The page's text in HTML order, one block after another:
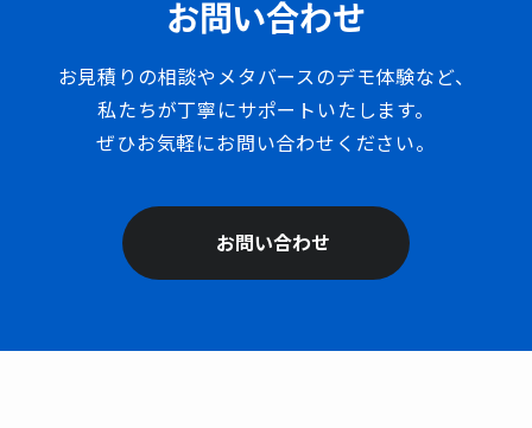
お問い合わせ
お見積りの相談やメタバースのデモ体験など、
私たちが丁寧にサポートいたします。
ぜひお気軽にお問い合わせください。
お問い合わせ